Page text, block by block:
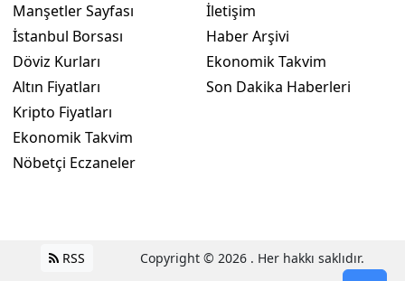
Manşetler Sayfası
İstanbul Borsası
Döviz Kurları
Altın Fiyatları
Kripto Fiyatları
Ekonomik Takvim
Nöbetçi Eczaneler
İletişim
Haber Arşivi
Ekonomik Takvim
Son Dakika Haberleri
RSS Copyright © 2026 . Her hakkı saklıdır.